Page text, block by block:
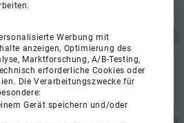
Werbung mit
anzeigen, Optimierung des
Marktforschung, A/B-Testing,
erforderliche Cookies oder
Die Verarbeitungszwecke für
Gerät speichern und/oder